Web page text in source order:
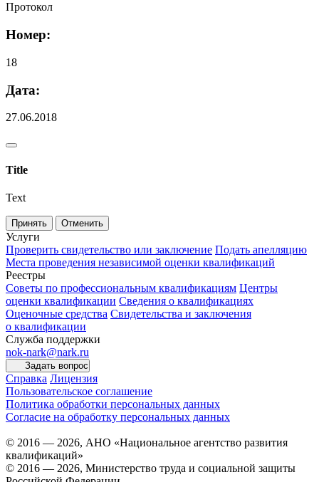
Протокол
Номер:
18
Дата:
27.06.2018
Title
Text
Принять Отменить
Услуги
Проверить свидетельство или заключение Подать апелляцию
Места проведения независимой оценки квалификаций
Реестры
Советы по профессиональным квалификациям Центры
оценки квалификации Сведения о квалификациях
Оценочные средства Свидетельства и заключения
о квалификации
Служба поддержки
nok-nark@nark.ru
Задать вопрос
Справка Лицензия
Пользовательское соглашение
Политика обработки персональных данных
Согласие на обработку персональных данных
© 2016 — 2026, АНО «Национальное агентство развития
квалификаций»
© 2016 — 2026, Министерство труда и социальной защиты